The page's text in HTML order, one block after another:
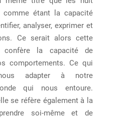
étant la capacité
analyser, exprimer et
Ce serait alors cette
confère la capacité de
comportements. Ce qui
adapter à notre
qui nous entoure.
se réfère également à la
soi-même et de